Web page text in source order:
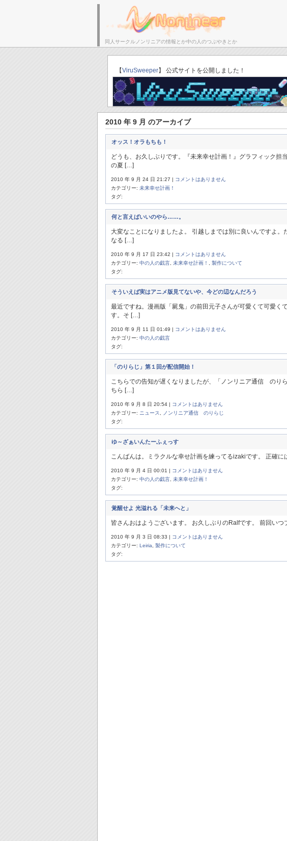
同人サークルノンリニアの情報とか中の人のつぶやきとか
【ViruSweeper】 公式サイトを公開しました！
2010 年 9 月 のアーカイブ
オッス！オラもちも！
どうも、お久しぶりです。『未来幸せ計画！』グラフィック担
の夏 […]
2010 年 9 月 24 日 21:27 | コメントはありません
カテゴリー: 未来幸せ計画！
タグ:
何と言えばいいのやら……。
大変なことになりましたよ。 引越しまでは別に良いんですよ
なる […]
2010 年 9 月 17 日 23:42 | コメントはありません
カテゴリー: 中の人の戯言 未来幸せ計画！
製作について
タグ:
そういえば実はアニメ版見てないや、今どの辺なんだろう
最近ですね。漫画版「屍鬼」の前田元子さんが可愛くて可愛く
す。そ […]
2010 年 9 月 11 日 01:49 | コメントはありません
カテゴリー: 中の人の戯言
タグ:
「のりらじ」第１回が配信開始！
こちらでの告知が遅くなりましたが、「ノンリニア通信 のり
ちら […]
2010 年 9 月 8 日 20:54 | コメントはありません
カテゴリー: ニュース
ノンリニア通信 のりらじ
タグ:
ゆ～ざぁいんたーふぇっす
こんばんは。ミラクルな幸せ計画を練ってるizakiです。 正確
2010 年 9 月 4 日 00:01 | コメントはありません
カテゴリー: 中の人の戯言 未来幸せ計画！
タグ:
覚醒せよ 光溢れる「未来へと」
皆さんおはようございます。 お久しぶりのRalfです。 前回い
2010 年 9 月 3 日 08:33 | コメントはありません
カテゴリー: Leiria
製作について
タグ: